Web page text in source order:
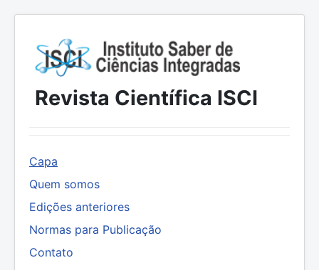
Revista Científica ISCI
Capa
Quem somos
Edições anteriores
Normas para Publicação
Contato